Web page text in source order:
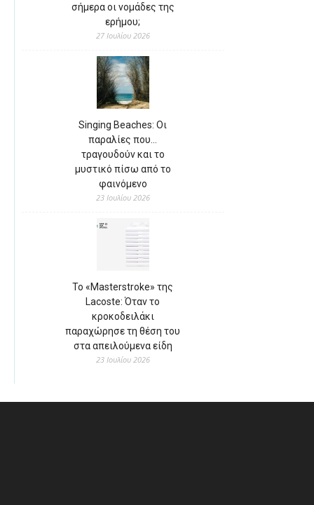
σήμερα οι νομάδες της
ερήμου;
27 Ιουλίου 2026
Singing Beaches: Οι
παραλίες που…
τραγουδούν και το
μυστικό πίσω από το
φαινόμενο
23 Ιουλίου 2026
Το «Masterstroke» της
Lacoste: Όταν το
κροκοδειλάκι
παραχώρησε τη θέση του
στα απειλούμενα είδη
23 Ιουλίου 2026